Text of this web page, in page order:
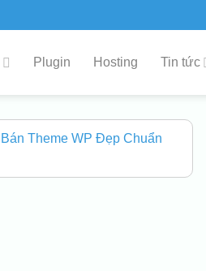
Plugin Hosting Tin tức